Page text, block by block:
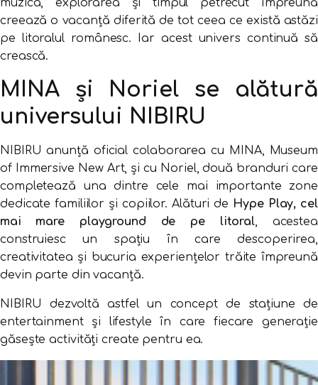
muzica, explorarea și timpul petrecut împreună
creează o vacanță diferită de tot ceea ce există astăzi
pe litoralul românesc. Iar acest univers continuă să
crească.
MINA și Noriel se alătură
universului NIBIRU
NIBIRU anunță oficial colaborarea cu MINA, Museum
of Immersive New Art, și cu Noriel, două branduri care
completează una dintre cele mai importante zone
dedicate familiilor și copiilor. Alături de Hype Play, cel
mai mare playground de pe litoral, acestea
construiesc un spațiu în care descoperirea,
creativitatea și bucuria experiențelor trăite împreună
devin parte din vacanță.
NIBIRU dezvoltă astfel un concept de stațiune de
entertainment și lifestyle în care fiecare generație
găsește activități create pentru ea.